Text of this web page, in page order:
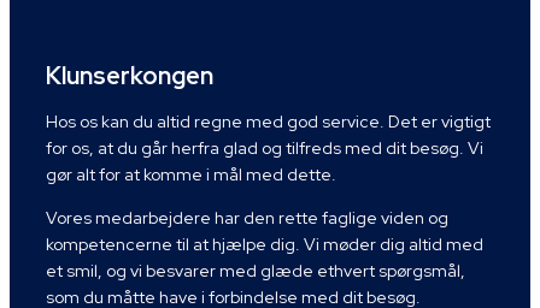
Klunserkongen
Hos os kan du altid regne med god service. Det er vigtigt
for os, at du går herfra glad og tilfreds med dit besøg. Vi
gør alt for at komme i mål med dette.
Vores medarbejdere har den rette faglige viden og
kompetencerne til at hjælpe dig. Vi møder dig altid med
et smil, og vi besvarer med glæde ethvert spørgsmål,
som du måtte have i forbindelse med dit besøg.